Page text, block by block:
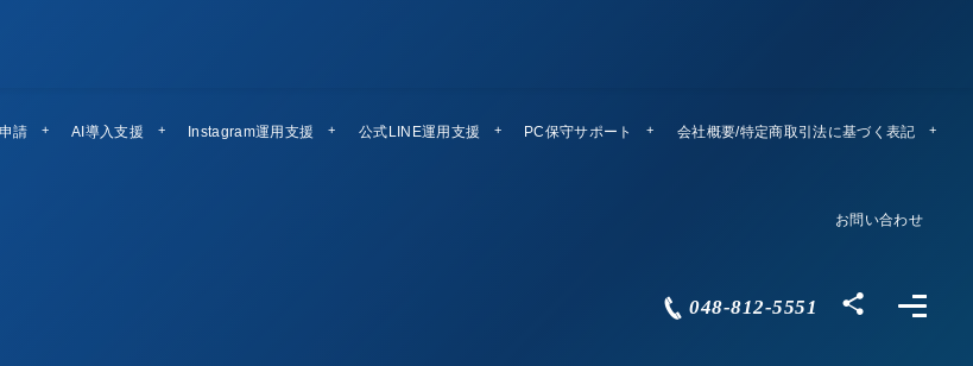
請 AI導入支援 Instagram運用支援 公式LINE運用支援 PC保守サポート
リモートメンテ 会社概要/特定商取引法に基づく表記
Company Profile
お問い合わせ
Contact
048-812-5551